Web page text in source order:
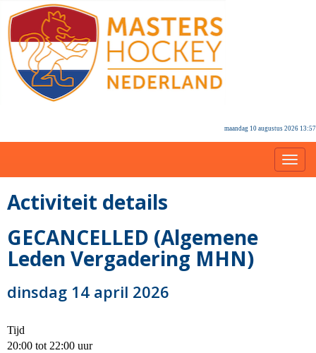
maandag 10 augustus 2026 13:57
Activiteit details
GECANCELLED (Algemene
Leden Vergadering MHN)
dinsdag 14 april 2026
Tijd
20:00 tot 22:00 uur